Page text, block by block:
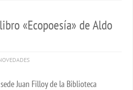
«Ecopoesía» de Aldo
Juan Filloy de la Biblioteca